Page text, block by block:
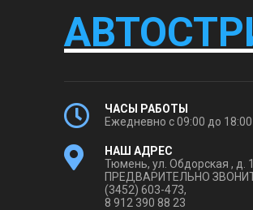
ЧАСЫ РАБОТЫ
Ежедневно с 09:00 до 18:00
НАШ АДРЕС
Тюмень, ул. Обдорская , д. 1.
ПРЕДВАРИТЕЛЬНО
(3452) 603-473,
8 912 390 88 23